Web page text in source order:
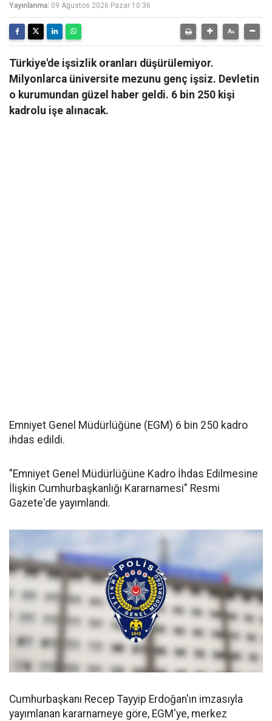
Yayınlanma: 09 Ağustos 2026 Pazar 10:36
Türkiye'de işsizlik oranları düşürülemiyor.
Milyonlarca üniversite mezunu genç işsiz. Devletin
o kurumundan güzel haber geldi. 6 bin 250 kişi
kadrolu işe alınacak.
Emniyet Genel Müdürlüğüne (EGM) 6 bin 250 kadro
ihdas edildi.
"Emniyet Genel Müdürlüğüne Kadro İhdas Edilmesine
İlişkin Cumhurbaşkanlığı Kararnamesi" Resmi
Gazete'de yayımlandı.
Cumhurbaşkanı Recep Tayyip Erdoğan'ın imzasıyla
yayımlanan kararnameye göre, EGM'ye, merkez